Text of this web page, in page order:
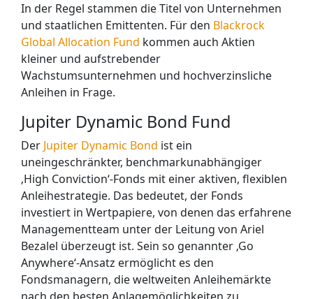
In der Regel stammen die Titel von Unternehmen
und staatlichen Emittenten. Für den Blackrock
Global Allocation Fund kommen auch Aktien
kleiner und aufstrebender
Wachstumsunternehmen und hochverzinsliche
Anleihen in Frage.
Jupiter Dynamic Bond Fund
Der Jupiter Dynamic Bond ist ein
uneingeschränkter, benchmarkunabhängiger
‚High Conviction‘-Fonds mit einer aktiven, flexiblen
Anleihestrategie. Das bedeutet, der Fonds
investiert in Wertpapiere, von denen das erfahrene
Managementteam unter der Leitung von Ariel
Bezalel überzeugt ist. Sein so genannter ‚Go
Anywhere‘-Ansatz ermöglicht es den
Fondsmanagern, die weltweiten Anleihemärkte